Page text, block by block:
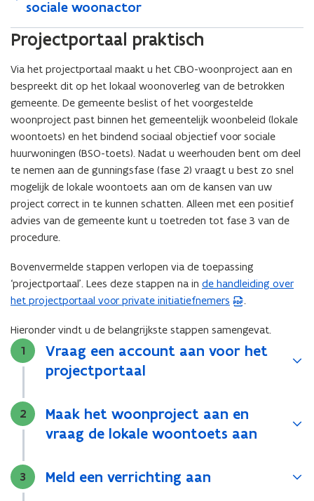
sociale woonactor
Projectportaal praktisch
Via het projectportaal maakt u het CBO-woonproject aan en
bespreekt dit op het lokaal woonoverleg van de betrokken
gemeente. De gemeente beslist of het voorgestelde
woonproject past binnen het gemeentelijk woonbeleid (lokale
woontoets) en het bindend sociaal objectief voor sociale
huurwoningen (BSO-toets). Nadat u weerhouden bent om deel
te nemen aan de gunningsfase (fase 2) vraagt u best zo snel
mogelijk de lokale woontoets aan om de kansen van uw
project correct in te kunnen schatten. Alleen met een positief
advies van de gemeente kunt u toetreden tot fase 3 van de
procedure.
Bovenvermelde stappen verlopen via de toepassing
‘projectportaal’. Lees deze stappen na in de handleiding over
het projectportaal voor private initiatiefnemers
(
P
F
b
a
n
p
.
Hieronder vindt u de belangrijkste stappen samengevat.
Stap
1
Vraag een account aan voor het
projectportaal
Stap
2
Maak het woonproject aan en
vraag de lokale woontoets aan
Stap
3 Meld een verrichting aan